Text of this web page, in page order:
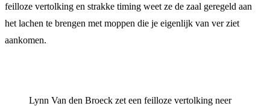
feilloze vertolking en strakke timing weet ze de zaal geregeld aan
het lachen te brengen met moppen die je eigenlijk van ver ziet
aankomen.
Lynn Van den Broeck zet een feilloze vertolking neer